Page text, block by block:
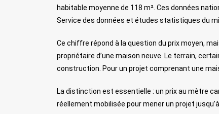
habitable moyenne de 118 m². Ces données
Service des données et études statistiques du
Ce chiffre répond à la question du prix moyen,
propriétaire d’une maison neuve. Le terrain,
construction. Pour un projet comprenant une
La distinction est essentielle : un prix au mètre
réellement mobilisée pour mener un projet